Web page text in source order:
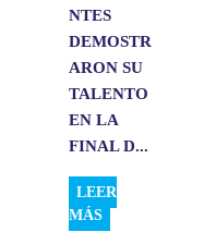
NTES
DEMOSTR
ARON SU
TALENTO
EN LA
FINAL D...
LEER
MÁS